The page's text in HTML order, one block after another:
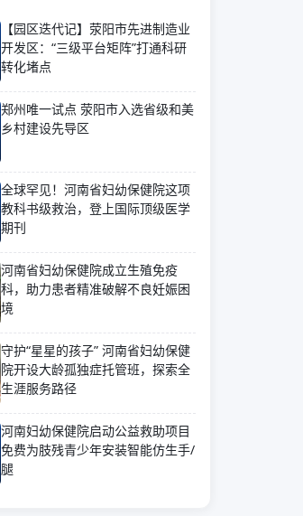
【园区迭代记】荥阳市先进制造业
开发区：“三级平台矩阵”打通科研
转化堵点
郑州唯一试点 荥阳市入选省级和美
乡村建设先导区
全球罕见！河南省妇幼保健院这项
教科书级救治，登上国际顶级医学
期刊
河南省妇幼保健院成立生殖免疫
科，助力患者精准破解不良妊娠困
境
守护“星星的孩子” 河南省妇幼保健
院开设大龄孤独症托管班，探索全
生涯服务路径
河南妇幼保健院启动公益救助项目
免费为肢残青少年安装智能仿生手/
腿